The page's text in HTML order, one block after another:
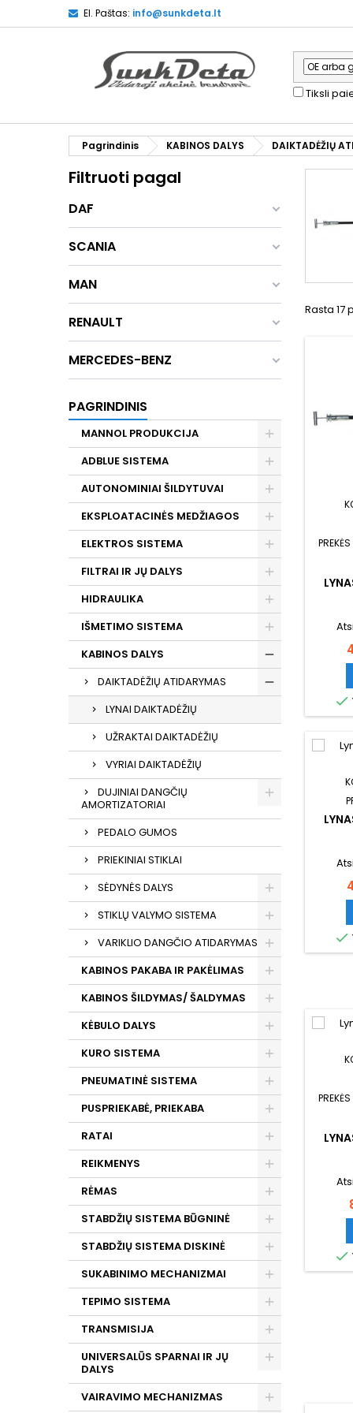
El. Paštas: info@sunkdeta.lt
Tiksli
Pagrindinis KABINOS DALYS DAIKTADĖŽIŲ
Filtruoti pagal
DAF
SCANIA
MAN
RENAULT
MERCEDES-BENZ
PAGRINDINIS
MANNOL PRODUKCIJA
ADBLUE SISTEMA
AUTONOMINIAI ŠILDYTUVAI
EKSPLOATACINĖS MEDŽIAGOS
ELEKTROS SISTEMA
FILTRAI IR JŲ DALYS
HIDRAULIKA
IŠMETIMO SISTEMA
KABINOS DALYS
DAIKTADĖŽIŲ ATIDARYMAS
LYNAI DAIKTADĖŽIŲ
UŽRAKTAI DAIKTADĖŽIŲ
VYRIAI DAIKTADĖŽIŲ
DUJINIAI DANGČIŲ
AMORTIZATORIAI
PEDALO GUMOS
PRIEKINIAI STIKLAI
SĖDYNĖS DALYS
STIKLŲ VALYMO SISTEMA
VARIKLIO DANGČIO ATIDARYMAS
KABINOS PAKABA IR PAKĖLIMAS
KABINOS ŠILDYMAS/ ŠALDYMAS
KĖBULO DALYS
KURO SISTEMA
PNEUMATINĖ SISTEMA
PUSPRIEKABĖ, PRIEKABA
RATAI
REIKMENYS
RĖMAS
STABDŽIŲ SISTEMA BŪGNINĖ
STABDŽIŲ SISTEMA DISKINĖ
SUKABINIMO MECHANIZMAI
TEPIMO SISTEMA
TRANSMISIJA
UNIVERSALŪS SPARNAI IR JŲ
DALYS
VAIRAVIMO MECHANIZMAS
Rasta 17


